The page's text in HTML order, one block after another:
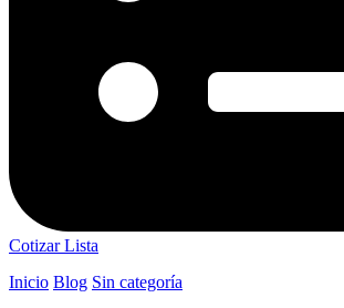
Cotizar Lista
Inicio Blog Sin categoría